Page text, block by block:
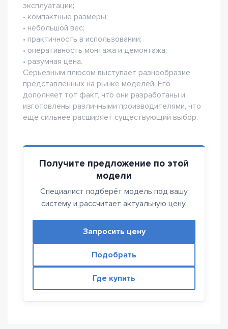
эксплуатации;
• компактные размеры;
• небольшой вес;
• практичность в использовании;
• оперативность монтажа и демонтажа;
• разумная цена.
Серьезным плюсом выступает разнообразие
представленных на рынке моделей. Его
дополняет тот факт, что они разработаны и
изготовлены различными производителями, что
еще сильнее расширяет существующий выбор.
Получите предложение по этой
модели
Специалист подберёт модель под вашу
систему и рассчитает актуальную цену.
Запросить цену
Подобрать
Где купить